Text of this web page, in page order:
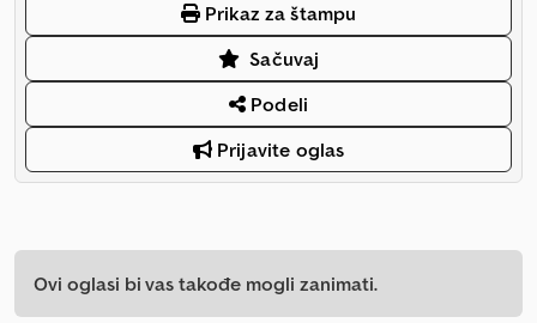
Prikaz za štampu
Sačuvaj
Podeli
Prijavite oglas
Ovi oglasi bi vas takođe mogli zanimati.